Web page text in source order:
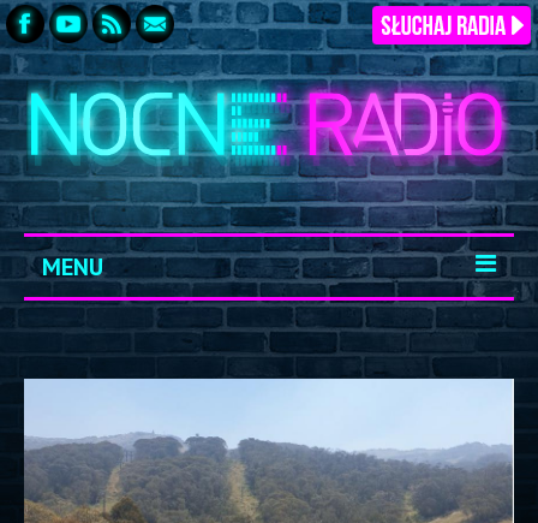
MENU
START
ARCHIWUM
KONTAKT
LOGOWANIE